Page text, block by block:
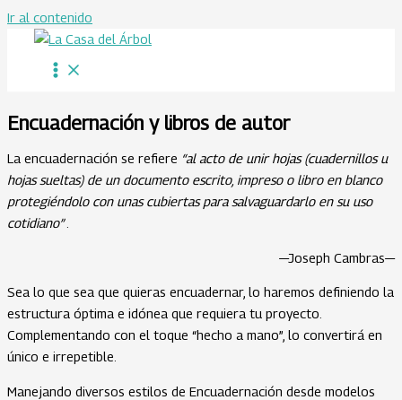
Ir al contenido
Encuadernación y libros de autor
La encuadernación se refiere “al acto de unir hojas (cuadernillos u
hojas sueltas) de un documento escrito, impreso o libro en blanco
protegiéndolo con unas cubiertas para salvaguardarlo en su uso
cotidiano”.
—Joseph Cambras—
Sea lo que sea que quieras encuadernar, lo haremos definiendo la
estructura óptima e idónea que requiera tu proyecto.
Complementando con el toque “hecho a mano”, lo convertirá en
único e irrepetible.
Manejando diversos estilos de Encuadernación desde modelos